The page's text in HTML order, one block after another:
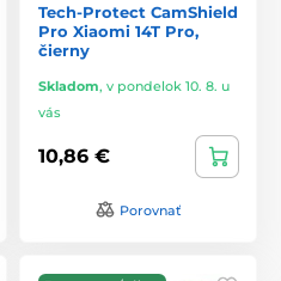
Tech-Protect CamShield
Pro Xiaomi 14T Pro,
čierny
Skladom, v pondelok 10. 8. u
vás
10,86 €
Porovnať